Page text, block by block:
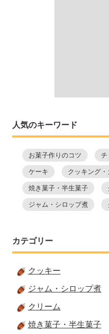
人気のキーワード
お菓子作りのコツ チ
ケーキ クッキング
焼き菓子・半生菓子
ジャム・シロップ煮
カテゴリー
クッキー
ジャム・シロップ煮
クリーム
焼き菓子・半生菓子